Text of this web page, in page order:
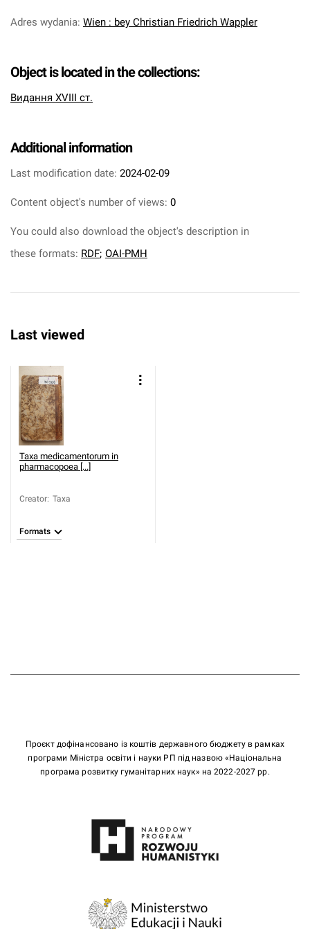
Adres wydania: Wien : bey Christian Friedrich Wappler
Object is located in the collections:
Видання XVIII ст.
Additional information
Last modification date: 2024-02-09
Content object's number of views: 0
You could also download the object's description in
these formats: RDF; OAI-PMH
Last viewed
Taxa medicamentorum in
pharmacopoea [...]
Creator: Taxa
Formats
Проєкт дофінансовано із коштів державного бюджету в рамках
програми Міністра освіти і науки РП під назвою «Національна
програма розвитку гуманітарних наук» на 2022-2027 рр.